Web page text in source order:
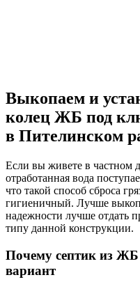
Выкопаем и
колец ЖБ под
в Пителинском
Если вы живете в частном
отработанная вода
что такой способ сброса
гигиеничный. Лучше
надежности лучше отдать
типу данной конструкции.
Почему септик из
вариант